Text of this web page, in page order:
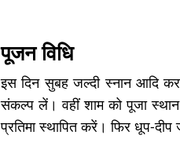
पूजन विधि
इस दिन सुबह जल्दी स्नान आदि
संकल्प लें। वहीं शाम को पूजा
प्रतिमा स्थापित करें। फिर धूप-